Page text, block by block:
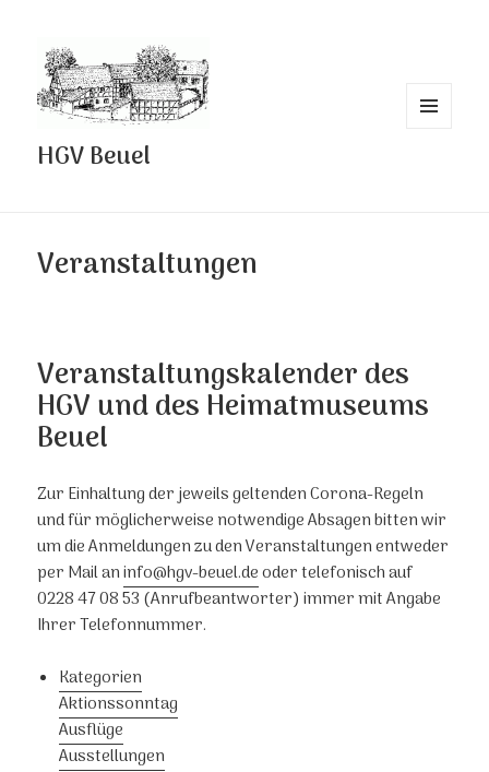
HGV Beuel
Veranstaltungen
Veranstaltungskalender des
HGV und des Heimatmuseums
Beuel
Zur Einhaltung der jeweils geltenden Corona-Regeln
und für möglicherweise notwendige Absagen bitten wir
um die Anmeldungen zu den Veranstaltungen entweder
per Mail aninfo@hgv-beuel.deoder telefonisch auf
0228 47 08 53 (Anrufbeantworter) immer mit Angabe
Ihrer Telefonnummer.
Kategorien
Aktionssonntag
Ausflüge
Ausstellungen